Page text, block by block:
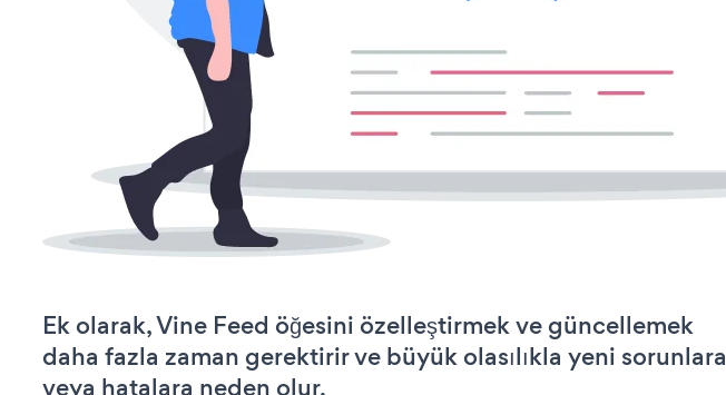
Ek olarak, Vine Feed öğesini özelleştirmek ve güncellemek
daha fazla zaman gerektirir ve büyük olasılıkla yeni sorunlara
veya hatalara neden olur.